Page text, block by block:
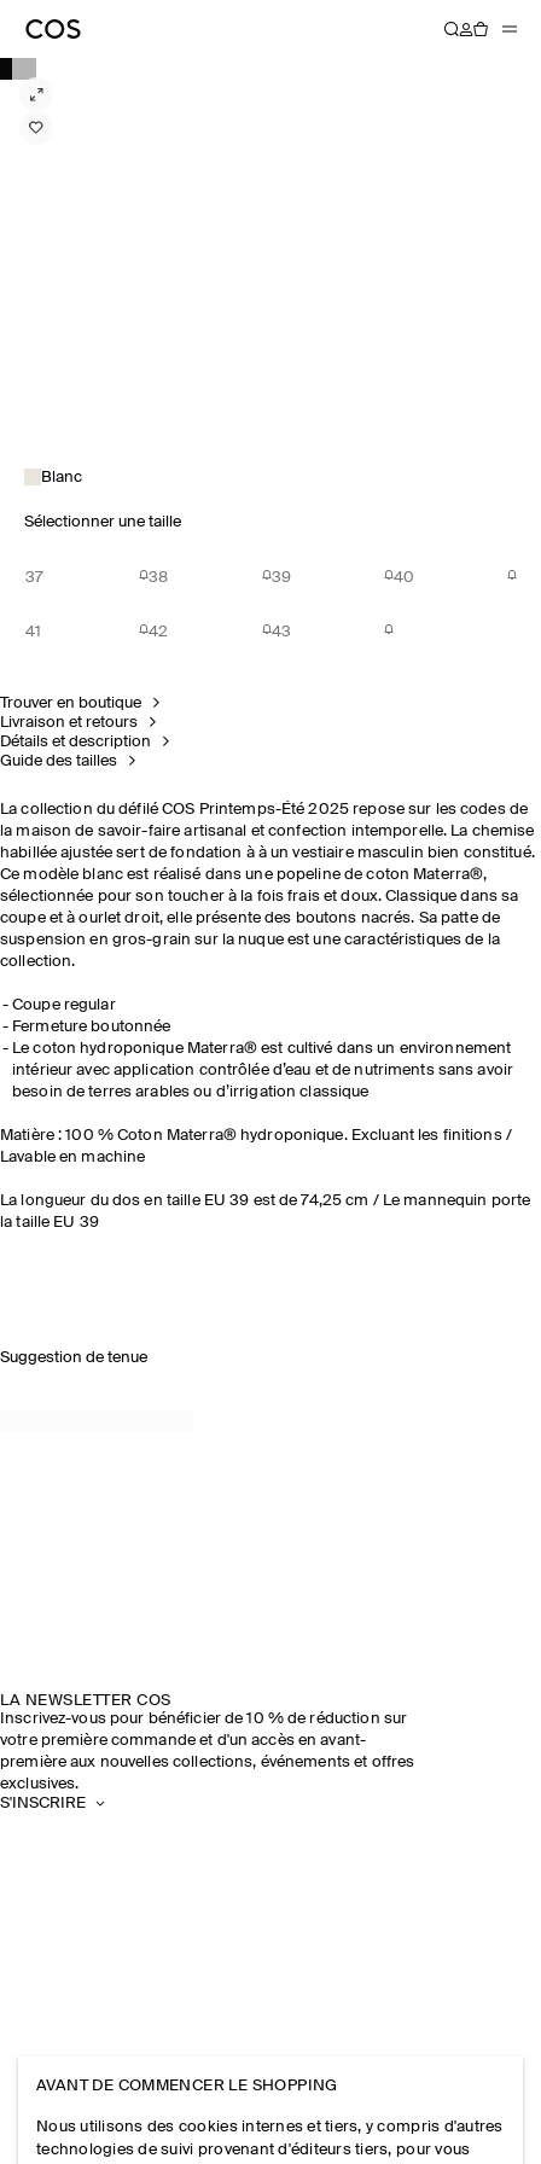
Blanc
Sélectionner une taille
37 38 39 40
41 42 43
Trouver en boutique
Livraison et retours
Détails et description
Guide des tailles
La collection du défilé COS Printemps-Été 2025 repose sur les codes de
la maison de savoir-faire artisanal et confection intemporelle. La chemise
habillée ajustée sert de fondation à à un vestiaire masculin bien constitué.
Ce modèle blanc est réalisé dans une popeline de coton Materra®,
sélectionnée pour son toucher à la fois frais et doux. Classique dans sa
coupe et à ourlet droit, elle présente des boutons nacrés. Sa patte de
suspension en gros-grain sur la nuque est une caractéristiques de la
collection.
Coupe regular
Fermeture boutonnée
Le coton hydroponique Materra® est cultivé dans un environnement
intérieur avec application contrôlée d’eau et de nutriments sans avoir
besoin de terres arables ou d’irrigation classique
Matière : 100 % Coton Materra® hydroponique. Excluant les finitions /
Lavable en machine
La longueur du dos en taille EU 39 est de 74,25 cm / Le mannequin porte
la taille EU 39
Suggestion de tenue
LA NEWSLETTER COS
Inscrivez-vous pour bénéficier de 10 % de réduction sur
votre première commande et d'un accès en avant-
première aux nouvelles collections, événements et offres
exclusives.
S'INSCRIRE
AVANT DE COMMENCER LE SHOPPING
Nous utilisons des cookies internes et tiers, y compris d'autres
technologies de suivi provenant d'éditeurs tiers, pour vous